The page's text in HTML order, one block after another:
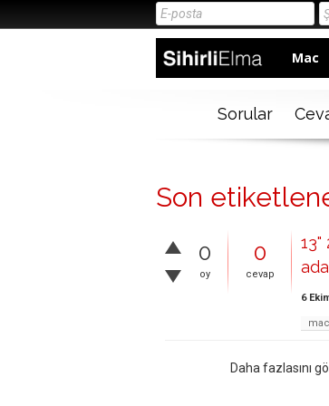
Mac
Sorular
Son
0
oy
0
cevap
6
Daha fazlasını